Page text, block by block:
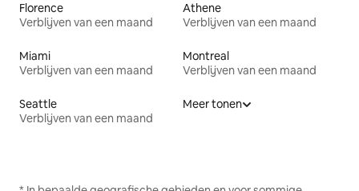
Florence
Verblijven van een maand
Athene
Verblijven van een maand
Miami
Verblijven van een maand
Montreal
Verblijven van een maand
Seattle
Verblijven van een maand
Meer tonen